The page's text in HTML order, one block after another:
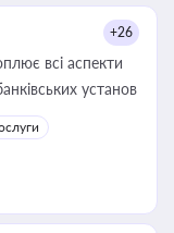
+26
всі аспекти
установ